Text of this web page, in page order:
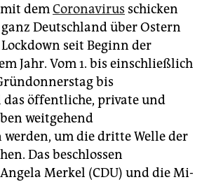
demCoronavirus schicken
Deutschland über Ostern
seit Beginn der
Jahr. Vom 1. bis einschließlich
bis
das öffentliche, private und
weitgehend
um die dritte Welle der
Das beschlossen
Merkel (CDU) und die Mi­